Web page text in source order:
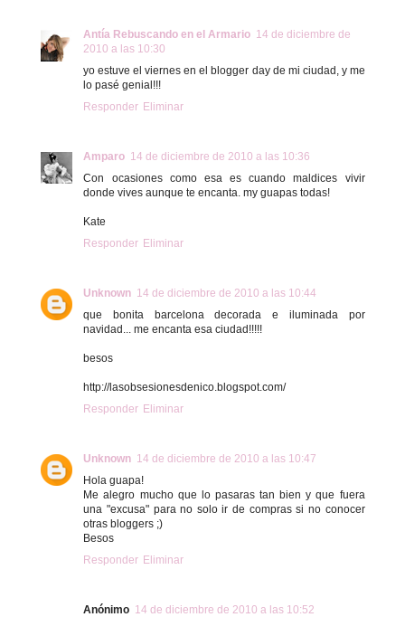
Antía Rebuscando en el Armario 14 de diciembre de
2010 a las 10:30
yo estuve el viernes en el blogger day de mi ciudad, y me
lo pasé genial!!!
Responder Eliminar
Amparo 14 de diciembre de 2010 a las 10:36
Con ocasiones como esa es cuando maldices vivir
donde vives aunque te encanta. my guapas todas!
Kate
Responder Eliminar
Unknown 14 de diciembre de 2010 a las 10:44
que bonita barcelona decorada e iluminada por
navidad... me encanta esa ciudad!!!!!
besos
http://lasobsesionesdenico.blogspot.com/
Responder Eliminar
Unknown 14 de diciembre de 2010 a las 10:47
Hola guapa!
Me alegro mucho que lo pasaras tan bien y que fuera
una "excusa" para no solo ir de compras si no conocer
otras bloggers ;)
Besos
Responder Eliminar
Anónimo 14 de diciembre de 2010 a las 10:52